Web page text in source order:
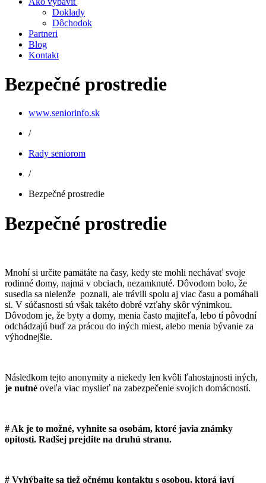
Doklady
Dôchodok
Partneri
Blog
Kontakt
Bezpečné prostredie
www.seniorinfo.sk
/
Rady seniorom
/
Bezpečné prostredie
Bezpečné prostredie
Mnohí si určite pamätáte na časy, kedy ste mohli nechávať svoje
rodinné domy, najmä v obciach, nezamknuté. Dôvodom bolo, že
susedia sa nielenže poznali, ale trávili spolu aj viac času a pomáhali
si. V súčasnosti sú však takéto dobré vzťahy skôr výnimkou.
Dôvodom je, že byty a domy, menia často majiteľa, lebo tí pôvodní
odchádzajú buď za prácou do iných miest, alebo menia bývanie za
výhodnejšie.
Následkom tejto anonymity a niekedy len kvôli ľahostajnosti iných,
je nutné oveľa viac myslieť na zabezpečenie svojich domácností.
# Ak je to možné, vyhnite sa osobám, ktoré javia známky
opitosti. Radšej prejdite na druhú stranu.
# Vyhýbajte sa tiež očnému kontaktu s osobou, ktorá javí